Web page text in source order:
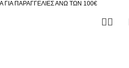
ΠΑΡΑΓΓΕΛΙΕΣ ΑΝΩ ΤΩΝ 100€